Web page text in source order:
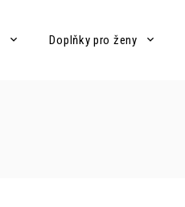
Doplňky pro ženy